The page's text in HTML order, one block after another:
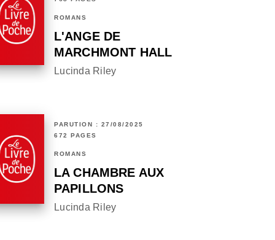
ROMANS
L'ANGE DE
MARCHMONT HALL
Lucinda Riley
PARUTION : 27/08/2025
672 PAGES
ROMANS
LA CHAMBRE AUX
PAPILLONS
Lucinda Riley